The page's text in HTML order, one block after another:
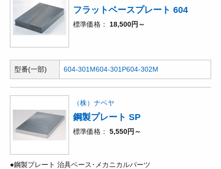
フラットベースプレート 604
標準価格 18,500円～
型番(一部) 604-301M604-301P604-302M
（株）ナベヤ
鋼製プレート SP
標準価格 5,550円～
●鋼製プレート 治具ベース･メカニカルパーツ